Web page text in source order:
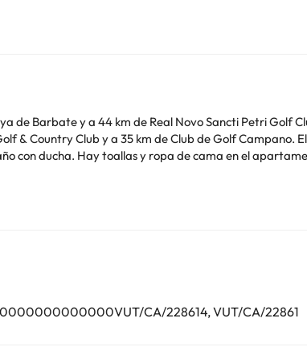
de Barbate y a 44 km de Real Novo Sancti Petri Golf
Club de Golf Campano. El apartamento tiene 2 dormitorios, TV de pantalla
y ropa de cama en el apartamento. El aeropuerto (Aeropuerto de Jerez)
CA/228614, VUT/CA/22861